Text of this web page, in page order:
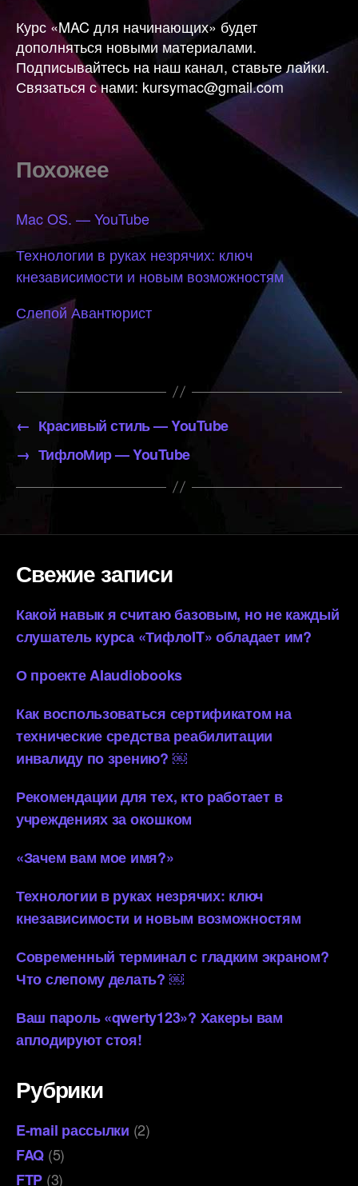
Курс «MAC для начинающих» будет
дополняться новыми материалами.
Подписывайтесь на наш канал, ставьте лайки.
Связаться с нами: kursymac@gmail.com
Похожее
Mac OS. — YouTube
Технологии в руках незрячих: ключ
кнезависимости и новым возможностям
Слепой Авантюрист
← Красивый стиль — YouTube
→ ТифлоМир — YouTube
Свежие записи
Какой навык я считаю базовым, но не каждый
слушатель курса «ТифлоIT» обладает им?
О проекте AIaudiobooks
Как воспользоваться сертификатом на
технические средства реабилитации
инвалиду по зрению? ￼
Рекомендации для тех, кто работает в
учреждениях за окошком
«Зачем вам мое имя?»
Технологии в руках незрячих: ключ
кнезависимости и новым возможностям
Современный терминал с гладким экраном?
Что слепому делать? ￼
Ваш пароль «qwerty123»? Хакеры вам
аплодируют стоя!
Рубрики
E-mail рассылки (2)
FAQ (5)
FTP (3)